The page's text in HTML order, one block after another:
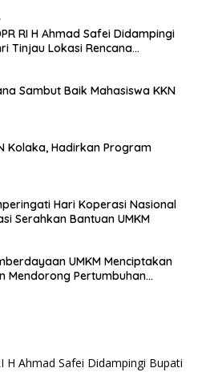
RI H Ahmad Safei Didampingi
Tinjau Lokasi Rencana
Sambut Baik Mahasiswa KKN
Kolaka, Hadirkan Program
Hari Koperasi Nasional
Serahkan Bantuan UMKM
UMKM Menciptakan
Mendorong Pertumbuhan